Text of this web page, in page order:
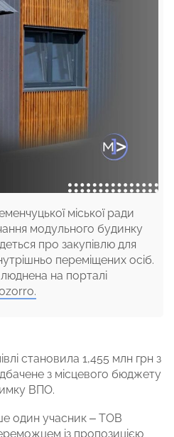
міської ради
модульного будинку
про закупівлю для
переміщених осіб.
на порталі
становила 1,455 млн грн з
з місцевого бюджету
ВПО.
один учасник – ТОВ
із пропозицією